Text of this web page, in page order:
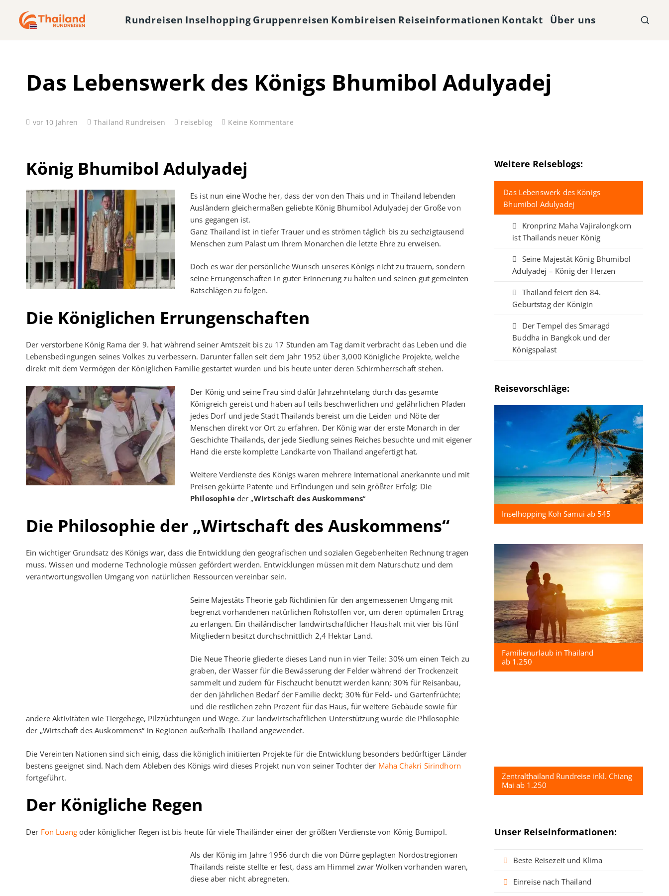
Rundreisen InselhoppingGruppenreisen Kombireisen Reiseinformationen Kontakt Über uns
Das Lebenswerk des Königs Bhumibol Adulyadej
vor 10 Jahren Thailand Rundreisen reiseblog Keine Kommentare
König Bhumibol Adulyadej
Es ist nun eine Woche her, dass der von den Thais und in Thailand lebenden
Ausländern gleichermaßen geliebte König Bhumibol Adulyadej der Große von
uns gegangen ist.
Ganz Thailand ist in tiefer Trauer und es strömen täglich bis zu sechzigtausend
Menschen zum Palast um Ihrem Monarchen die letzte Ehre zu erweisen.
Doch es war der persönliche Wunsch unseres Königs nicht zu trauern, sondern
seine Errungenschaften in guter Erinnerung zu halten und seinen gut gemeinten
Ratschlägen zu folgen.
Die Königlichen Errungenschaften
Der verstorbene König Rama der 9. hat während seiner Amtszeit bis zu 17 Stunden am Tag damit verbracht das Leben und die
Lebensbedingungen seines Volkes zu verbessern. Darunter fallen seit dem Jahr 1952 über 3,000 Königliche Projekte, welche
direkt mit dem Vermögen der Königlichen Familie gestartet wurden und bis heute unter deren Schirmherrschaft stehen.
Der König und seine Frau sind dafür Jahrzehntelang durch das gesamte
Königreich gereist und haben auf teils beschwerlichen und gefährlichen Pfaden
jedes Dorf und jede Stadt Thailands bereist um die Leiden und Nöte der
Menschen direkt vor Ort zu erfahren. Der König war der erste Monarch in der
Geschichte Thailands, der jede Siedlung seines Reiches besuchte und mit eigener
Hand die erste komplette Landkarte von Thailand angefertigt hat.
Weitere Verdienste des Königs waren mehrere International anerkannte und mit
Preisen gekürte Patente und Erfindungen und sein größter Erfolg: Die
Philosophieder „Wirtschaft des Auskommens“
Die Philosophie der „Wirtschaft des Auskommens“
Ein wichtiger Grundsatz des Königs war, dass die Entwicklung den geografischen und sozialen Gegebenheiten Rechnung tragen
muss. Wissen und moderne Technologie müssen gefördert werden. Entwicklungen müssen mit dem Naturschutz und dem
verantwortungsvollen Umgang von natürlichen Ressourcen vereinbar sein.
Seine Majestäts Theorie gab Richtlinien für den angemessenen Umgang mit
begrenzt vorhandenen natürlichen Rohstoffen vor, um deren optimalen Ertrag
zu erlangen. Ein thailändischer landwirtschaftlicher Haushalt mit vier bis fünf
Mitgliedern besitzt durchschnittlich 2,4 Hektar Land.
Die Neue Theorie gliederte dieses Land nun in vier Teile: 30% um einen Teich zu
graben, der Wasser für die Bewässerung der Felder während der Trockenzeit
sammelt und zudem für Fischzucht benutzt werden kann; 30% für Reisanbau,
der den jährlichen Bedarf der Familie deckt; 30% für Feld- und Gartenfrüchte;
und die restlichen zehn Prozent für das Haus, für weitere Gebäude sowie für
andere Aktivitäten wie Tiergehege, Pilzzüchtungen und Wege. Zur landwirtschaftlichen Unterstützung wurde die Philosophie
der „Wirtschaft des Auskommens“ in Regionen außerhalb Thailand angewendet.
Die Vereinten Nationen sind sich einig, dass die königlich initiierten Projekte für die Entwicklung besonders bedürftiger Länder
bestens geeignet sind. Nach dem Ableben des Königs wird dieses Projekt nun von seiner Tochter der Maha Chakri Sirindhorn
fortgeführt.
Der Königliche Regen
Der Fon Luangoder königlicher Regen ist bis heute für viele Thailänder einer der größten Verdienste von König Bumipol.
Als der König im Jahre 1956 durch die von Dürre geplagten Nordostregionen
Thailands reiste stellte er fest, dass am Himmel zwar Wolken vorhanden waren,
diese aber nicht abregneten.
Weitere Reiseblogs:
Das Lebenswerk des Königs
Bhumibol Adulyadej
Kronprinz Maha Vajiralongkorn
ist Thailands neuer König
Seine Majestät König Bhumibol
Adulyadej – König der Herzen
Thailand feiert den 84.
Geburtstag der Königin
Der Tempel des Smaragd
Buddha in Bangkok und der
Königspalast
Reisevorschläge:
Inselhopping Koh Samui ab 545
Familienurlaub in Thailand
ab 1.250
Zentralthailand Rundreise inkl. Chiang
Mai ab 1.250
Unser Reiseinformationen:
Beste Reisezeit und Klima
Einreise nach Thailand